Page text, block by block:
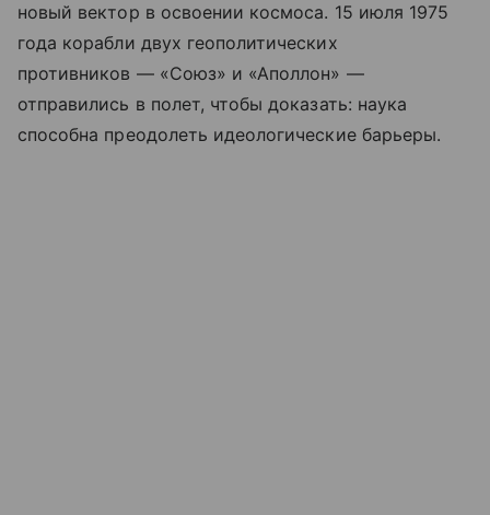
новый вектор в освоении космоса. 15 июля 1975
года корабли двух геополитических
противников — «Союз» и «Аполлон» —
отправились в полет, чтобы доказать: наука
способна преодолеть идеологические барьеры.